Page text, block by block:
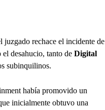
juzgado rechace el incidente de
desahucio, tanto de Digital
subinquilinos.
había promovido un
inicialmente obtuvo una